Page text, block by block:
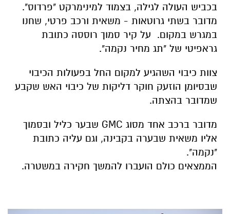
בכביש העולה לגילה, בצמוד למינימרקט "פרדוס".
מדובר בשתי גרוטאות - משאית ורכב פרטי, שחנו
במגרש במקום. על קיר סמוך רוססה כתובת
גראפיטי של "תג מחיר נקמה".
צוות כיבוי השהגיע למקום החל בפעולות הכיבוי
שבסיומן הוזעק חוקר דליקות של כיבוי האש שקבע
שמדובר בהצתה.
מדובר ברכב אחד מסוג GMC שבער כליל ובסמוך
אליו משאית שבערה בקבינה, וגם עליה כתובת
"נקמה".
הממצאים כולם הועברו להמשך חקירה במשטרה.